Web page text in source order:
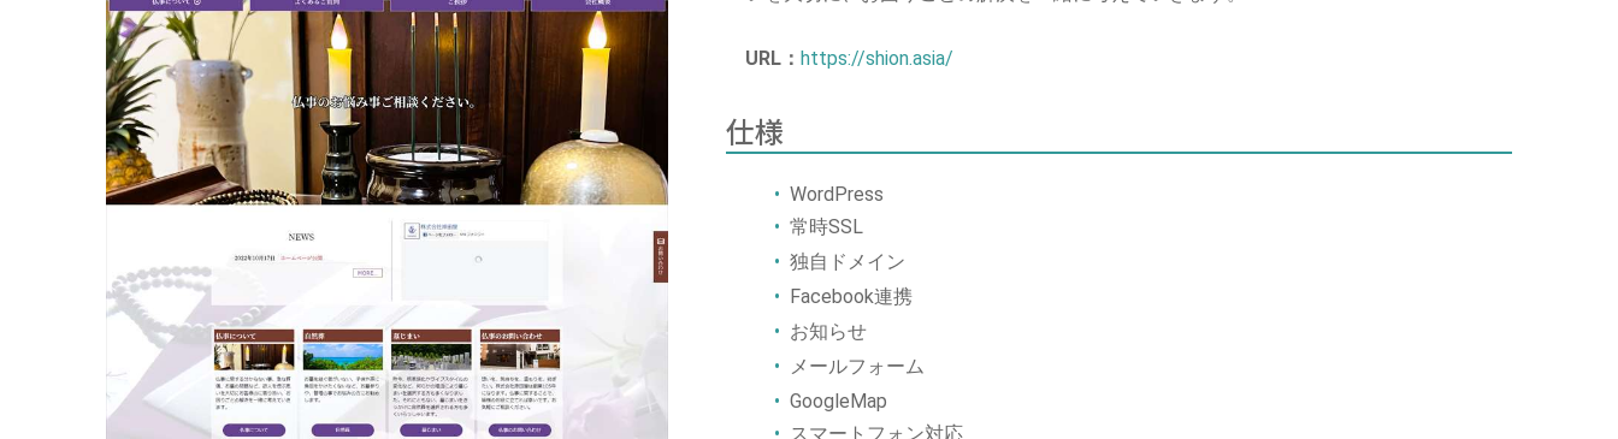
URL： https://shion.asia/
仕様
WordPress
常時SSL
独自ドメイン
Facebook連携
お知らせ
メールフォーム
GoogleMap
スマートフォン対応